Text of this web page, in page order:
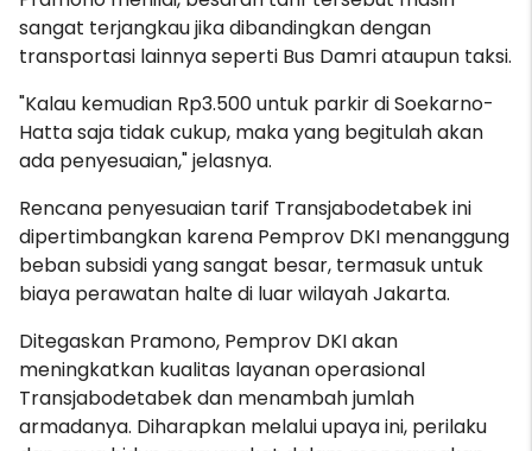
sangat terjangkau jika dibandingkan dengan
transportasi lainnya seperti Bus Damri ataupun taksi.
"Kalau kemudian Rp3.500 untuk parkir di Soekarno-
Hatta saja tidak cukup, maka yang begitulah akan
ada penyesuaian," jelasnya.
Rencana penyesuaian tarif Transjabodetabek ini
dipertimbangkan karena Pemprov DKI menanggung
beban subsidi yang sangat besar, termasuk untuk
biaya perawatan halte di luar wilayah Jakarta.
Ditegaskan Pramono, Pemprov DKI akan
meningkatkan kualitas layanan operasional
Transjabodetabek dan menambah jumlah
armadanya. Diharapkan melalui upaya ini, perilaku